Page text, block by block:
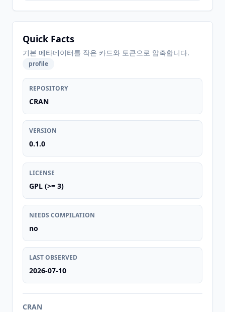
Quick Facts
기본 메타데이터를 작은 카드와 토큰으로 압축합니다.
profile
REPOSITORY
CRAN
VERSION
0.1.0
LICENSE
GPL (>= 3)
NEEDS COMPILATION
no
LAST OBSERVED
2026-07-10
CRAN